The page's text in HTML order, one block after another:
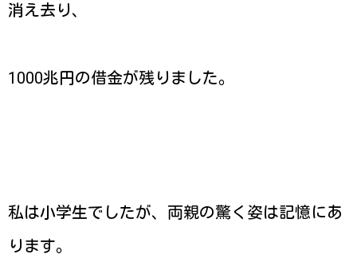
消え去り、
1000兆円の借金が残りました。
私は小学生でしたが、両親の驚く姿は記憶にあ
ります。